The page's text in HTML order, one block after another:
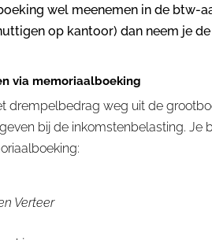
wel meenemen in de btw-
op kantoor) dan neem je
via memoriaalboeking
drempelbedrag weg uit de
bij de inkomstenbelasting. Je
Verteer